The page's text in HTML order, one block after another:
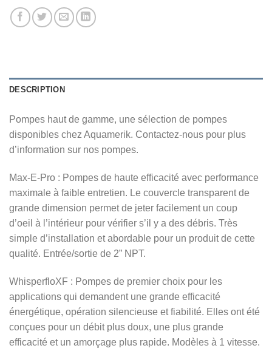
DESCRIPTION
Pompes haut de gamme, une sélection de pompes
disponibles chez Aquamerik. Contactez-nous pour plus
d’information sur nos pompes.
Max-E-Pro : Pompes de haute efficacité avec performance
maximale à faible entretien. Le couvercle transparent de
grande dimension permet de jeter facilement un coup
d’oeil à l’intérieur pour vérifier s’il y a des débris. Très
simple d’installation et abordable pour un produit de cette
qualité. Entrée/sortie de 2” NPT.
WhisperfloXF : Pompes de premier choix pour les
applications qui demandent une grande efficacité
énergétique, opération silencieuse et fiabilité. Elles ont été
conçues pour un débit plus doux, une plus grande
efficacité et un amorçage plus rapide. Modèles à 1 vitesse.